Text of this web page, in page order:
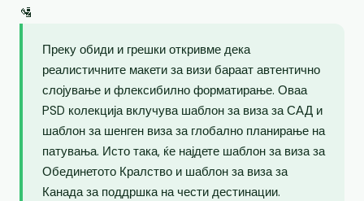
🛂
Преку обиди и грешки откривме дека
реалистичните макети за визи бараат автентично
слојување и флексибилно форматирање. Оваа
PSD колекција вклучува шаблон за виза за САД и
шаблон за шенген виза за глобално планирање на
патувања. Исто така, ќе најдете шаблон за виза за
Обединетото Кралство и шаблон за виза за
Канада за поддршка на чести дестинации.